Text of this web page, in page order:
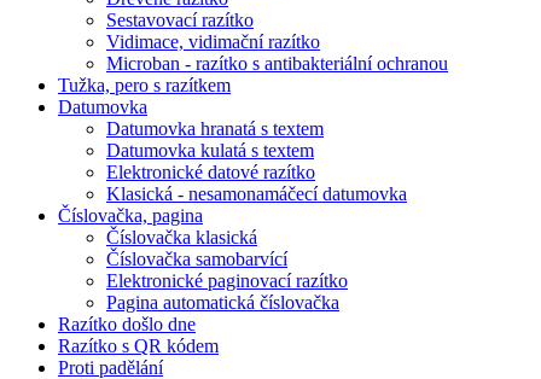
Sestavovací razítko
Vidimace, vidimační razítko
Microban - razítko s antibakteriální ochranou
Tužka, pero s razítkem
Datumovka
Datumovka hranatá s textem
Datumovka kulatá s textem
Elektronické datové razítko
Klasická - nesamonamáčecí datumovka
Číslovačka, pagina
Číslovačka klasická
Číslovačka samobarvící
Elektronické paginovací razítko
Pagina automatická číslovačka
Razítko došlo dne
Razítko s QR kódem
Proti padělání